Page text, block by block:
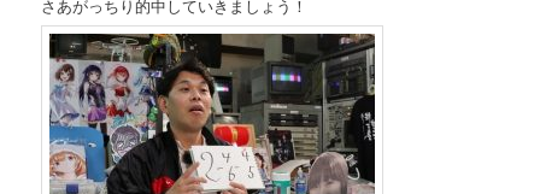
さあがっちり的中していきましょう！